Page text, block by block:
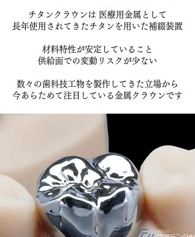
チタンクラウンは 医療用金属として
長年使用されてきたチタンを用いた補綴装置
材料特性が安定していること
供給面での変動リスクが少ない
数々の歯科技工物を製作してきた立場から
今あらためて注目している金属クラウンです